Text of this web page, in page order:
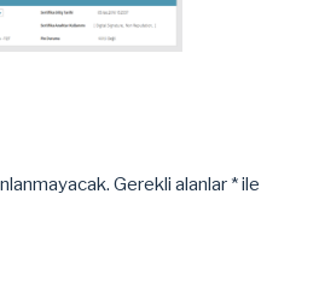
Gerekli alanlar *ile